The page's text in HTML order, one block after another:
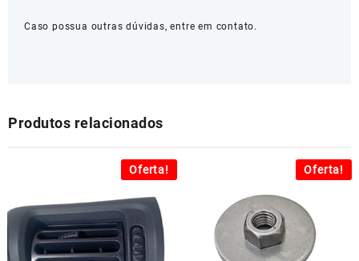
Caso possua outras dúvidas, entre em contato.
Produtos relacionados
Oferta! Oferta!